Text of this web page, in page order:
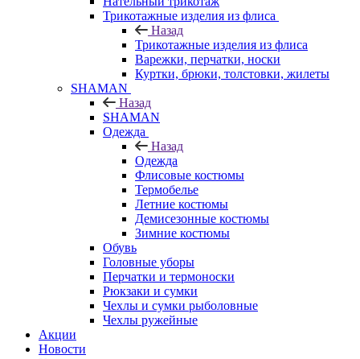
Трикотажные изделия из флиса
Назад
Трикотажные изделия из флиса
Варежки, перчатки, носки
Куртки, брюки, толстовки, жилеты
SHAMAN
Назад
SHAMAN
Одежда
Назад
Одежда
Флисовые костюмы
Термобелье
Летние костюмы
Демисезонные костюмы
Зимние костюмы
Обувь
Головные уборы
Перчатки и термоноски
Рюкзаки и сумки
Чехлы и сумки рыболовные
Чехлы ружейные
Акции
Новости